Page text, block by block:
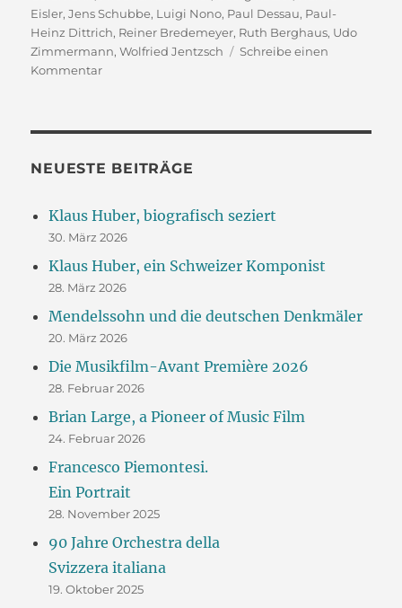
Eisler,Jens Schubbe, Luigi Nono, Paul Dessau, Paul-
Heinz Dittrich, Reiner Bredemeyer, Ruth Berghaus, Udo
Zimmermann,Wolfried Jentzsch
Schreibe einen
Kommentarzu
ist
geworden?
NEUESTE BEITRÄGE
Klaus Huber, biografisch seziert
30. März 2026
Klaus Huber, ein Schweizer Komponist
28. März 2026
Mendelssohn und die deutschen Denkmäler
20. März 2026
Die Musikfilm-Avant Première 2026
28. Februar 2026
Brian Large, a Pioneer of Music Film
24. Februar 2026
Francesco Piemontesi.
Ein Portrait
28. November 2025
90 Jahre Orchestra della
Svizzera italiana
19. Oktober 2025